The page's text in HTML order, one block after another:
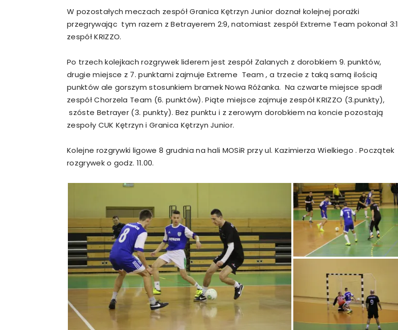
W pozostałych meczach zespół Granica Kętrzyn Junior doznał kolejnej porażki
przegrywając tym razem z Betrayerem 2:9, natomiast zespół Extreme Team pokonał 3:1
zespół KRIZZO.
Po trzech kolejkach rozgrywek liderem jest zespół Zalanych z dorobkiem 9. punktów,
drugie miejsce z 7. punktami zajmuje Extreme Team , a trzecie z taką samą ilością
punktów ale gorszym stosunkiem bramek Nowa Różanka. Na czwarte miejsce spadł
zespół Chorzela Team (6. punktów). Piąte miejsce zajmuje zespół KRIZZO (3.punkty),
szóste Betrayer (3. punkty). Bez punktu i z zerowym dorobkiem na koncie pozostają
zespoły CUK Kętrzyn i Granica Kętrzyn Junior.
Kolejne rozgrywki ligowe 8 grudnia na hali MOSiR przy ul. Kazimierza Wielkiego . Początek
rozgrywek o godz. 11.00.